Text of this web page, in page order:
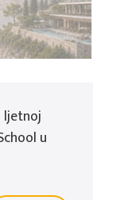
ljetnoj
u